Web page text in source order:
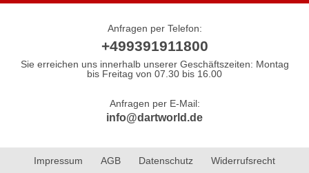
Anfragen per Telefon:
+499391911800
Sie erreichen uns innerhalb unserer Geschäftszeiten: Montag
bis Freitag von 07.30 bis 16.00
Anfragen per E-Mail:
info@dartworld.de
Impressum AGB Datenschutz Widerrufsrecht